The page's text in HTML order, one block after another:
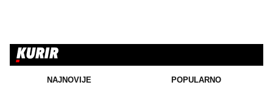
NAJNOVIJE POPULARNO